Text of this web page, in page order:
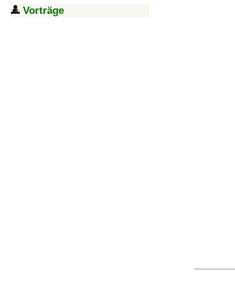
Vorträge